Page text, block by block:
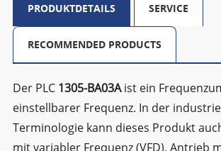
PRODUKTDETAILS SERVICE
RECOMMENDED PRODUCTS
Der PLC 1305-BA03Aist ein
einstellbarer Frequenz. In der
Terminologie kann dieses Produkt
mit variabler Frequenz (VFD), Antrieb